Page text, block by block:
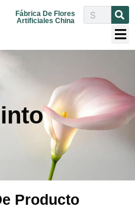
Fábrica De Flores
Artificiales China
Producto